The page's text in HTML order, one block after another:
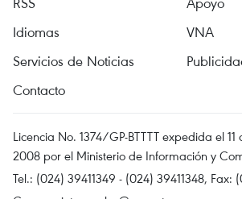
Idiomas
VNA
Servicios de Noticias
Contacto
Licencia No. 1374/GP-BTTTT expedida el
2008 por el Ministerio de Información y
Tel.: (024) 39411349 - (024) 39411348, Fax: